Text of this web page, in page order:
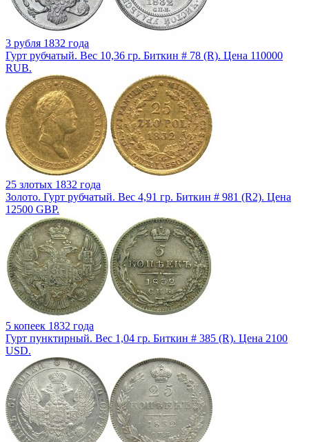
3 рубля 1832 года
Гурт рубчатый. Вес 10,36 гр. Биткин # 78 (R). Цена 110000
RUB.
25 злотых 1832 года
Золото. Гурт рубчатый. Вес 4,91 гр. Биткин # 981 (R2). Цена
12500 GBP.
5 копеек 1832 года
Гурт пунктирный. Вес 1,04 гр. Биткин # 385 (R). Цена 2100
USD.